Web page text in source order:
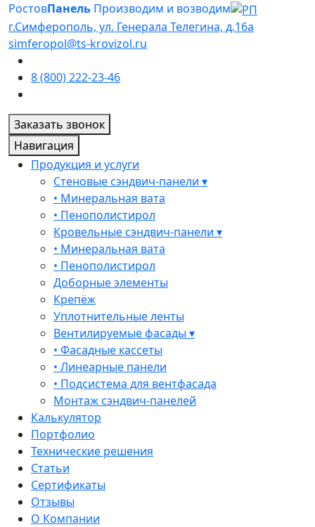
РостовПанель Производим и возводим
г.Симферополь, ул. Генерала Телегина, д.16а
simferopol@ts-krovizol.ru
8 (800) 222-23-46
Заказать звонок
Навигация
Продукция и услуги
Стеновые сэндвич-панели ▾
• Минеральная вата
• Пенополистирол
Кровельные сэндвич-панели ▾
• Минеральная вата
• Пенополистирол
Доборные элементы
Крепёж
Уплотнительные ленты
Вентилируемые фасады ▾
• Фасадные кассеты
• Линеарные панели
• Подсистема для вентфасада
Монтаж сэндвич-панелей
Калькулятор
Портфолио
Технические решения
Статьи
Сертификаты
Отзывы
О Компании